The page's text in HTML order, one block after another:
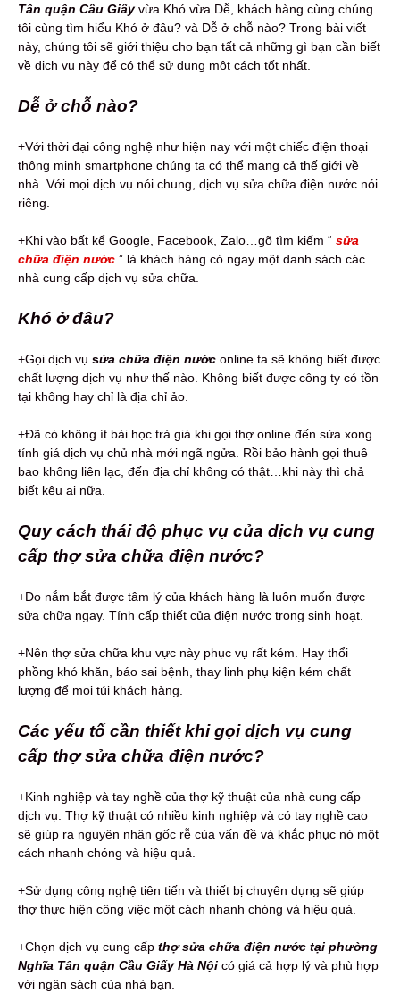
Tân quận Cầu Giấyvừa Khó vừa Dễ, khách hàng cùng chúng
tôi cùng tìm hiểu Khó ở đâu? và Dễ ở chỗ nào? Trong bài viết
này, chúng tôi sẽ giới thiệu cho bạn tất cả những gì bạn cần biết
về dịch vụ này để có thể sử dụng một cách tốt nhất.
Dễ ở chỗ nào?
+Với thời đại công nghệ như hiện nay với một chiếc điện thoại
thông minh smartphone chúng ta có thể mang cả thế giới về
nhà. Với mọi dịch vụ nói chung, dịch vụ sửa chữa điện nước nói
riêng.
+Khi vào bất kể Google, Facebook, Zalo…gõ tìm kiếm “ sửa
chữa điện nước ” là khách hàng có ngay một danh sách các
nhà cung cấp dịch vụ sửa chữa.
Khó ở đâu?
+Gọi dịch vụ sửa chữa điện nước online ta sẽ không biết được
chất lượng dịch vụ như thế nào. Không biết được công ty có tồn
tại không hay chỉ là địa chỉ ảo.
+Đã có không ít bài học trả giá khi gọi thợ online đến sửa xong
tính giá dịch vụ chủ nhà mới ngã ngửa. Rồi bảo hành gọi thuê
bao không liên lạc, đến địa chỉ không có thật…khi này thì chả
biết kêu ai nữa.
Quy cách thái độ phục vụ của dịch vụ cung
cấp thợ sửa chữa điện nước?
+Do nắm bắt được tâm lý của khách hàng là luôn muốn được
sửa chữa ngay. Tính cấp thiết của điện nước trong sinh hoạt.
+Nên thợ sửa chữa khu vực này phục vụ rất kém. Hay thổi
phồng khó khăn, báo sai bệnh, thay linh phụ kiện kém chất
lượng để moi túi khách hàng.
Các yếu tố cần thiết khi gọi dịch vụ cung
cấp thợ sửa chữa điện nước?
+Kinh nghiệp và tay nghề của thợ kỹ thuật của nhà cung cấp
dịch vụ. Thợ kỹ thuật có nhiều kinh nghiệp và có tay nghề cao
sẽ giúp ra nguyên nhân gốc rễ của vấn đề và khắc phục nó một
cách nhanh chóng và hiệu quả.
+Sử dụng công nghệ tiên tiến và thiết bị chuyên dụng sẽ giúp
thợ thực hiện công việc một cách nhanh chóng và hiệu quả.
+Chọn dịch vụ cung cấp thợ sửa chữa điện nước tại phường
Nghĩa Tân quận Cầu Giấy Hà Nội có giá cả hợp lý và phù hợp
với ngân sách của nhà bạn.